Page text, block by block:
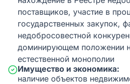
поставщиков, участие в
государственных закупок,
недобросовестной
доминирующем положении
естественной монополии
Имущество и экономика:
наличие объектов